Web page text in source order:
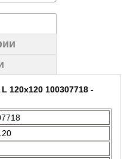
120x120 100307718 -